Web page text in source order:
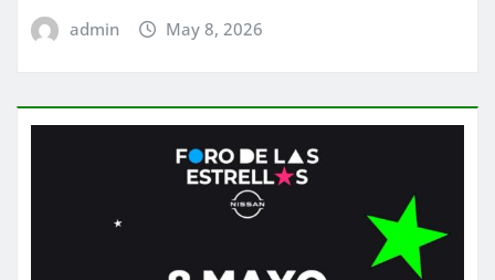
admin May 8, 2026